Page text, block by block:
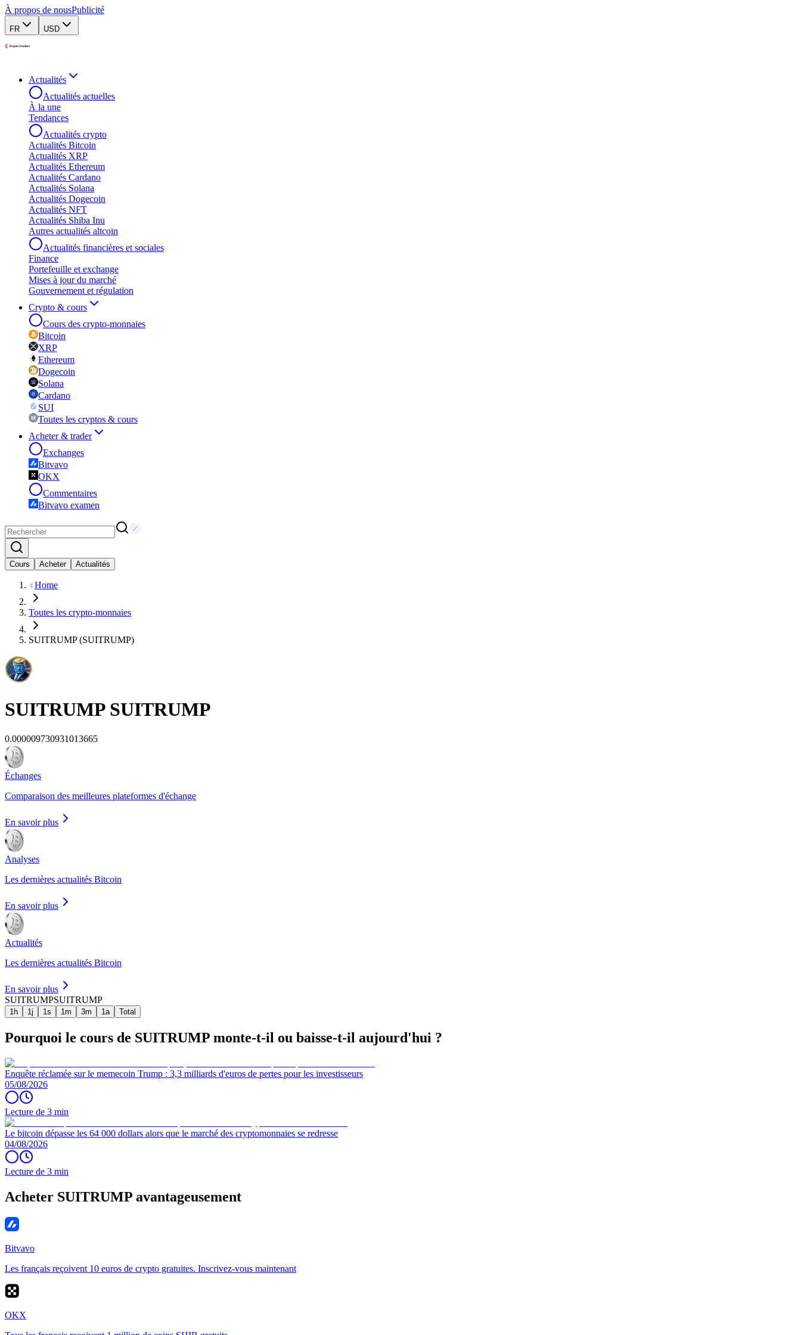
À propos de nousPublicité
FR USD
Actualités
Actualités actuelles
À la une
Tendances
Actualités crypto
Actualités Bitcoin
Actualités XRP
Actualités Ethereum
Actualités Cardano
Actualités Solana
Actualités Dogecoin
Actualités NFT
Actualités Shiba Inu
Autres actualités altcoin
Actualités financières et sociales
Finance
Portefeuille et exchange
Mises à jour du marché
Gouvernement et régulation
Crypto & cours
Cours des crypto-monnaies
Bitcoin
XRP
Ethereum
Dogecoin
Solana
Cardano
SUI
Toutes les cryptos & cours
Acheter & trader
Exchanges
Bitvavo
OKX
Commentaires
Bitvavo examen
Cours Acheter Actualités
Home
Toutes les crypto-monnaies
SUITRUMP (SUITRUMP)
SUITRUMP SUITRUMP
0.000009730931013665
Échanges
Comparaison des meilleures plateformes d'échange
En savoir plus
Analyses
Les dernières actualités Bitcoin
En savoir plus
Actualités
Les dernières actualités Bitcoin
En savoir plus
SUITRUMPSUITRUMP
1h 1j 1s 1m 3m 1a Total
Pourquoi le cours de SUITRUMP monte-t-il ou baisse-t-il aujourd'hui ?
Enquête réclamée sur le memecoin Trump : 3,3 milliards d'euros de pertes pour les investisseurs
05/08/2026
Lecture de 3 min
Le bitcoin dépasse les 64 000 dollars alors que le marché des cryptomonnaies se redresse
04/08/2026
Lecture de 3 min
Acheter SUITRUMP avantageusement
Bitvavo
Les français reçoivent 10 euros de crypto gratuites. Inscrivez-vous maintenant
OKX